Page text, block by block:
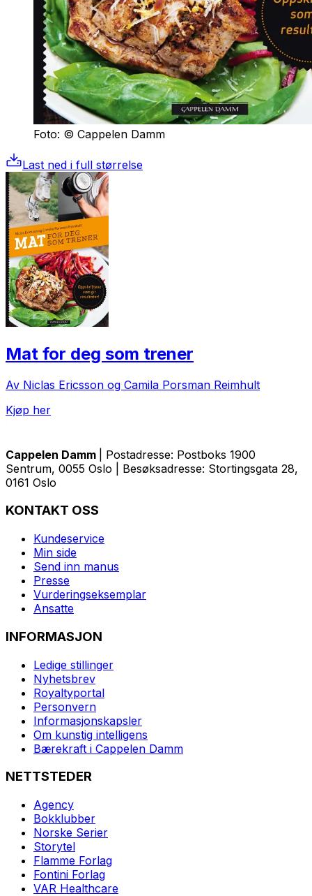
Foto: © Cappelen Damm
Last ned i full størrelse
Mat for deg som trener
Av Niclas Ericsson og Camila Porsman Reimhult
Kjøp her
Cappelen Damm
| Postadresse: Postboks 1900
Sentrum, 0055 Oslo | Besøksadresse: Stortingsgata 28,
0161 Oslo
KONTAKT OSS
Kundeservice
Min side
Send inn manus
Presse
Vurderingseksemplar
Ansatte
INFORMASJON
Ledige stillinger
Nyhetsbrev
Royaltyportal
Personvern
Informasjonskapsler
Om kunstig intelligens
Bærekraft i Cappelen Damm
NETTSTEDER
Agency
Bokklubber
Norske Serier
Storytel
Flamme Forlag
Fontini Forlag
VAR Healthcare